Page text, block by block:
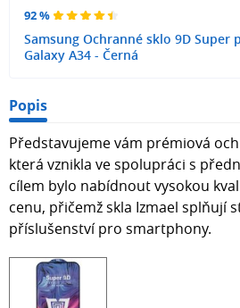
92 %
Samsung Ochranné sklo 9D Super
Galaxy A34 - Černá
Popis
Představujeme vám prémiová
která vznikla ve spolupráci s
cílem bylo nabídnout vysokou
cenu, přičemž skla Izmael splňují
příslušenství pro smartphony.